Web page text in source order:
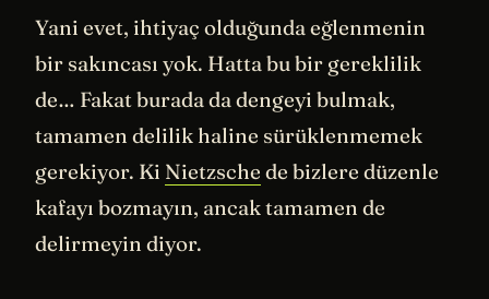
Yani evet, ihtiyaç olduğunda eğlenmenin
bir sakıncası yok. Hatta bu bir gereklilik
de… Fakat burada da dengeyi bulmak,
tamamen delilik haline sürüklenmemek
gerekiyor. Ki Nietzsche de bizlere düzenle
kafayı bozmayın, ancak tamamen de
delirmeyin diyor.